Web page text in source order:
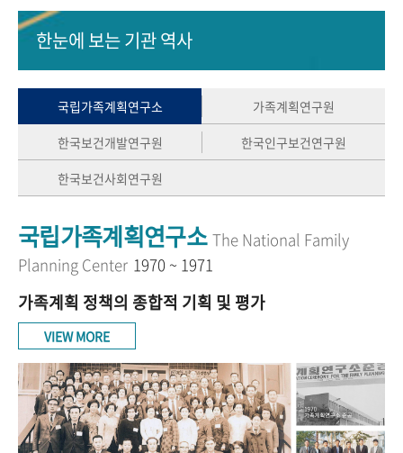
50+1 주년 기념
세계와 함께 한 KIHASA
VR 역사관
한눈에 보는기관 역사
국립가족계획연구소
가족계획연구원
한국보건개발연구원
한국인구보건연구원
한국보건사회연구원
국립가족계획연구소 The National Family
Planning Center 1970 ~ 1971
가족계획 정책의 종합적 기획 및 평가
VIEW MORE